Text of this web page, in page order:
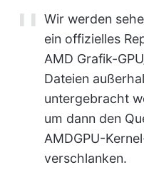
Wir werden
ein offizielles
AMD Grafik-
Dateien
untergebracht
um dann den
AMDGPU-
verschlanken.